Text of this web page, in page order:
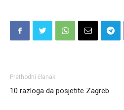
Prethodni članak
10 razloga da posjetite Zagreb